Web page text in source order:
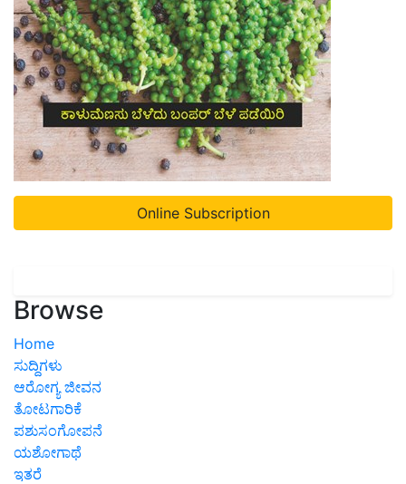
Online Subscription
Browse
Home
ಸುದ್ದಿಗಳು
ಆರೋಗ್ಯ ಜೀವನ
ತೋಟಗಾರಿಕೆ
ಪಶುಸಂಗೋಪನೆ
ಯಶೋಗಾಥೆ
ಇತರೆ